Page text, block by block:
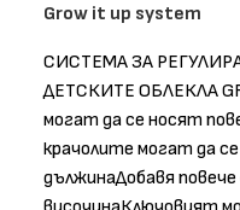
Grow it up system
СИСТЕМА ЗА
ДЕТСКИТЕ ОБЛЕКЛА
могат да се носят
крачолите могат да
дължинаДобавя